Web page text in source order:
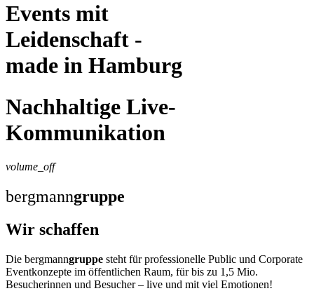
Events mit
Leidenschaft -
made in Hamburg
Nachhaltige Live-
Kommunikation
volume_off
bergmanngruppe
Wir schaffen
Die bergmanngruppe steht für professionelle Public und Corporate
Eventkonzepte im öffentlichen Raum, für bis zu 1,5 Mio.
Besucherinnen und Besucher – live und mit viel Emotionen!